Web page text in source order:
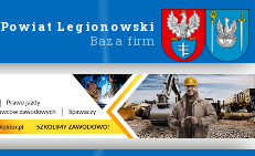
Powiat Legionowski
Baza firm